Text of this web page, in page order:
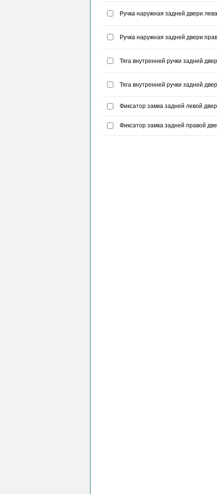
Ручка наружная задней двери
Ручка наружная задней двери
Тяга внутренней ручки задней
Тяга внутренней ручки задней
Фиксатор замка задней левой
Фиксатор замка задней правой